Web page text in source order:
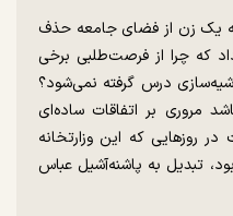
یک زن از فضای جامعه حذف
که چرا از فرصت‌طلبی برخی
درس گرفته نمی‌شود؟
مروری بر اتفاقات ساده‌ای
روزهایی که این وزارتخانه
تبدیل به پاشنه‌آشیل عباس